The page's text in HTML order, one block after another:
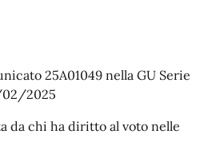
25A01049 nella GU Serie
02/2025
da chi ha diritto al voto nelle